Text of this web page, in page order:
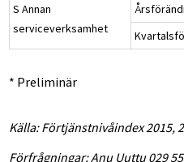
S Annan
serviceverksamhet
* Preliminär
Källa: Förtjänstnivåindex 2015,
Förfrågningar: Anu Uuttu 029